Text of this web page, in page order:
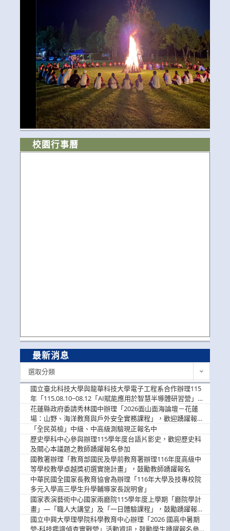
校園行事曆
最新消息
選取分類
國立臺北科技大學與龍華科技大學電子工程系合作辦理115
年「115.08.10~08.12「AI賦能應用於智慧半導體研習營」，
歡迎學生踴躍報名參加
花蓮縣政府委請秀林國中辦理「2026面山面海論壇－花蓮
場：山野、海洋教育與戶外安全實務課程」，歡迎踴躍報名
參加
「全民英檢」中級、中高級測驗現正報名中
歷史學科中心參與辦理115學年度台語片影史，歡迎歷史科
及關心本議題之教師踴躍報名參加
國教署辦理「教育部國民及學前教育署辦理116年度高級中
等學校教學卓越獎初選實施計畫」，鼓勵教師踴躍報名
中華民國全國家長教育協會為辦理「116年大學及技專校院
多元入學高三學生升學輔導家長說明會」
國家表演藝術中心國家兩廳院115學年度上學期「廳院學計
畫」—「職人大講堂」及「一日體驗課程」，鼓勵踴躍報名
參與。
國立中興大學理學院科學教育中心辦理「2026 國高中暑期
營-科技鑑識偵查實戰營」活動資訊，鼓勵學生踴躍報名參